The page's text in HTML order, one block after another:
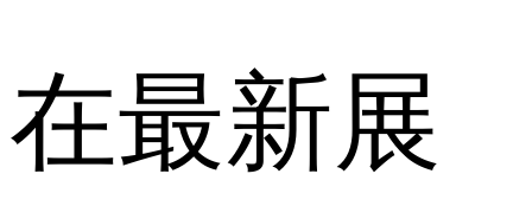
在最新展